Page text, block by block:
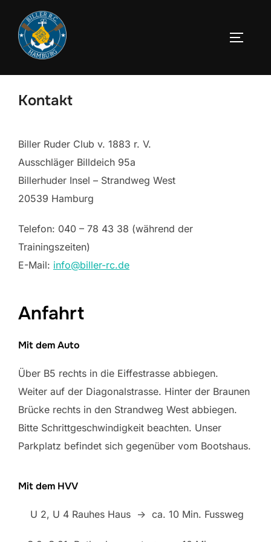
Inhalt
springen
Kontakt
Biller Ruder Club v. 1883 r. V.
Ausschläger Billdeich 95a
Billerhuder Insel – Strandweg West
20539 Hamburg
Telefon: 040 – 78 43 38 (während der
Trainingszeiten)
E-Mail: info@biller-rc.de
Anfahrt
Mit dem Auto
Über B5 rechts in die Eiffestrasse abbiegen.
Weiter auf der Diagonalstrasse. Hinter der Braunen
Brücke rechts in den Strandweg West abbiegen.
Bitte Schrittgeschwindigkeit beachten. Unser
Parkplatz befindet sich gegenüber vom Bootshaus.
Mit dem HVV
U 2, U 4 Rauhes Haus -> ca. 10 Min. Fussweg